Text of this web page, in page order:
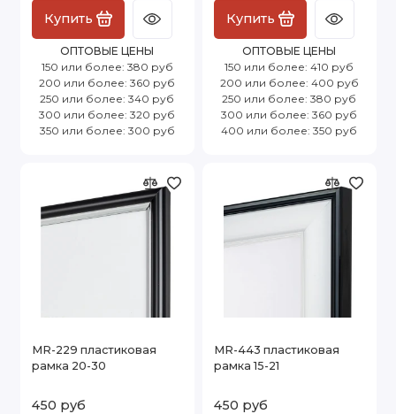
Купить
ОПТОВЫЕ ЦЕНЫ
150 или более: 380 руб
200 или более: 360 руб
250 или более: 340 руб
300 или более: 320 руб
350 или более: 300 руб
Купить
ОПТОВЫЕ ЦЕНЫ
150 или более: 410 руб
200 или более: 400 руб
250 или более: 380 руб
300 или более: 360 руб
400 или более: 350 руб
MR-229 пластиковая
рамка 20-30
450 руб
MR-443 пластиковая
рамка 15-21
450 руб